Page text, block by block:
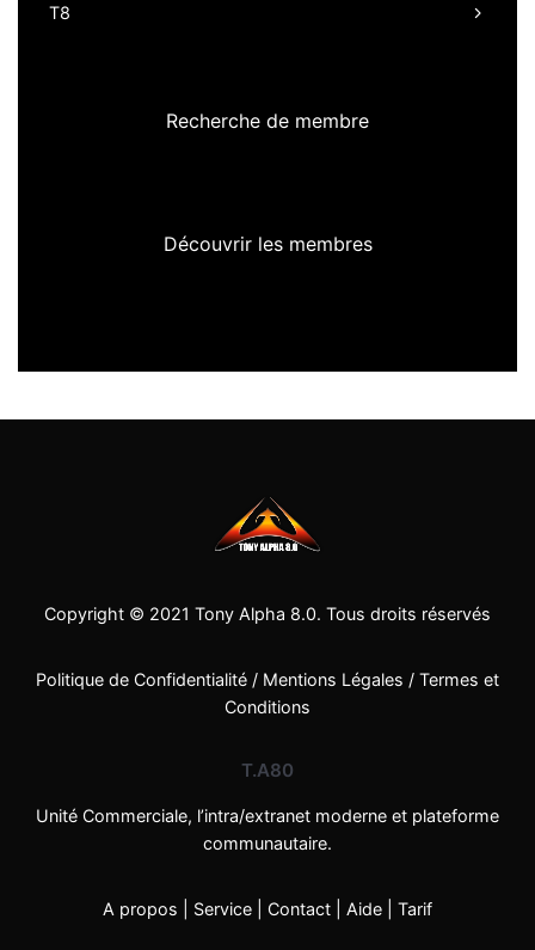
T8
Recherche de membre
Découvrir les membres
Copyright © 2021 Tony Alpha 8.0. Tous droits réservés
Politique de Confidentialité / Mentions Légales / Termes et
Conditions
T.A80
Unité Commerciale, l’intra/extranet moderne et plateforme
communautaire.
A propos Service Contact Aide Tarif